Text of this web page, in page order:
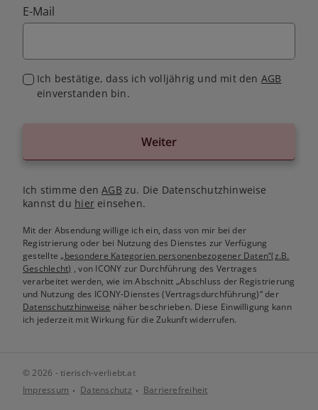
E-Mail
Ich bestätige, dass ich volljährig und mit den AGB
einverstanden bin.
Weiter
Ich stimme denAGB zu. Die Datenschutzhinweise
kannst du hiereinsehen.
Mit der Absendung willige ich ein, dass von mir bei der
Registrierung oder bei Nutzung des Dienstes zur Verfügung
gestellte„besondere Kategorien personenbezogener Daten“(z.B.
Geschlecht) , von ICONY zur Durchführung des Vertrages
verarbeitet werden, wie im Abschnitt „Abschluss der Registrierung
und Nutzung des ICONY-Dienstes (Vertragsdurchführung)“ der
Datenschutzhinweise näher beschrieben. Diese Einwilligung kann
ich jederzeit mit Wirkung für die Zukunft widerrufen.
© 2026 - tierisch-verliebt.at
Impressum
Datenschutz Barrierefreiheit